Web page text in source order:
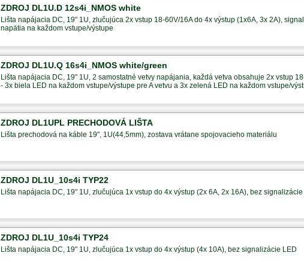
ZDROJ DL1U.D 12s4i_NMOS white
Lišta napájacia DC, 19" 1U, zlučujúca 2x vstup 18-60V/16A do 4x výstup (1x6A, 3x 2A),
napätia na každom vstupe/výstupe
ZDROJ DL1U.Q 16s4i_NMOS white/green
Lišta napájacia DC, 19" 1U, 2 samostatné vetvy napájania, každá vetva obsahuje 2x vstup
- 3x biela LED na každom vstupe/výstupe pre A vetvu a 3x zelená LED na každom vstupe/
ZDROJ DL1UPL PRECHODOVÁ LIŠTA
Lišta prechodová na káble 19", 1U(44,5mm), zostava vrátane spojovacieho materiálu
ZDROJ DL1U_10s4i TYP22
Lišta napájacia DC, 19" 1U, zlučujúca 1x vstup do 4x výstup (2x 6A, 2x 16A), bez signalizácie
ZDROJ DL1U_10s4i TYP24
Lišta napájacia DC, 19" 1U, zlučujúca 1x vstup do 4x výstup (4x 10A), bez signalizácie LED